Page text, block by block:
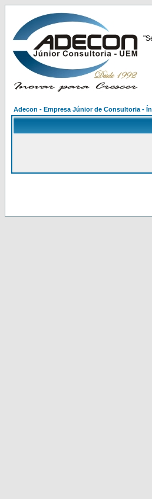
Adecon - Empresa Júnior de Consultoria -